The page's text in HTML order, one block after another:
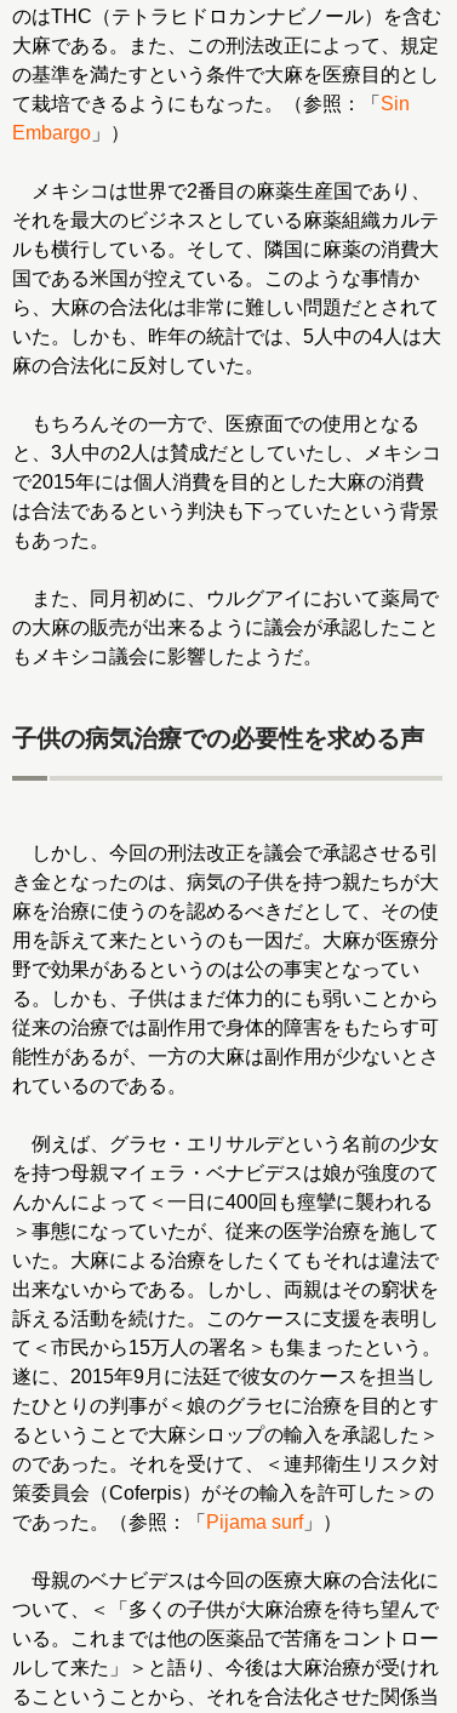
のはTHC（テトラヒドロカンナビノール）を含む
大麻である。また、この刑法改正によって、規定
の基準を満たすという条件で大麻を医療目的とし
て栽培できるようにもなった。（参照：「 Sin
Embargo 」）
メキシコは世界で2番目の麻薬生産国であり、
それを最大のビジネスとしている麻薬組織カルテ
ルも横行している。そして、隣国に麻薬の消費大
国である米国が控えている。このような事情か
ら、大麻の合法化は非常に難しい問題だとされて
いた。しかも、昨年の統計では、5人中の4人は大
麻の合法化に反対していた。
もちろんその一方で、医療面での使用となる
と、3人中の2人は賛成だとしていたし、メキシコ
で2015年には個人消費を目的とした大麻の消費
は合法であるという判決も下っていたという背景
もあった。
また、同月初めに、ウルグアイにおいて薬局で
の大麻の販売が出来るように議会が承認したこと
もメキシコ議会に影響したようだ。
子供の病気治療での必要性を求める声
しかし、今回の刑法改正を議会で承認させる引
き金となったのは、病気の子供を持つ親たちが大
麻を治療に使うのを認めるべきだとして、その使
用を訴えて来たというのも一因だ。大麻が医療分
野で効果があるというのは公の事実となってい
る。しかも、子供はまだ体力的にも弱いことから
従来の治療では副作用で身体的障害をもたらす可
能性があるが、一方の大麻は副作用が少ないとさ
れているのである。
例えば、グラセ・エリサルデという名前の少女
を持つ母親マイェラ・ベナビデスは娘が強度のて
んかんによって＜一日に400回も痙攣に襲われる
＞事態になっていたが、従来の医学治療を施して
いた。大麻による治療をしたくてもそれは違法で
出来ないからである。しかし、両親はその窮状を
訴える活動を続けた。このケースに支援を表明し
て＜市民から15万人の署名＞も集まったという。
遂に、2015年9月に法廷で彼女のケースを担当し
たひとりの判事が＜娘のグラセに治療を目的とす
るということで大麻シロップの輸入を承認した＞
のであった。それを受けて、＜連邦衛生リスク対
策委員会（Coferpis）がその輸入を許可した＞の
であった。（参照：「 Pijama surf」）
母親のベナビデスは今回の医療大麻の合法化に
ついて、＜「多くの子供が大麻治療を待ち望んで
いる。これまでは他の医薬品で苦痛をコントロー
ルして来た」＞と語り、今後は大麻治療が受けれ
るこということから、それを合法化させた関係当